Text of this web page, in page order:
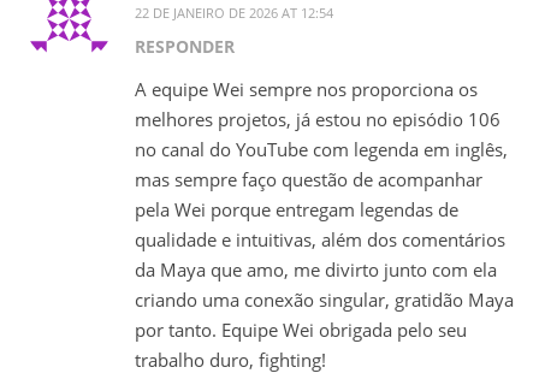
22 DE JANEIRO DE 2026 AT 12:54
RESPONDER
A equipe Wei sempre nos proporciona os
melhores projetos, já estou no episódio 106
no canal do YouTube com legenda em inglês,
mas sempre faço questão de acompanhar
pela Wei porque entregam legendas de
qualidade e intuitivas, além dos comentários
da Maya que amo, me divirto junto com ela
criando uma conexão singular, gratidão Maya
por tanto. Equipe Wei obrigada pelo seu
trabalho duro, fighting!